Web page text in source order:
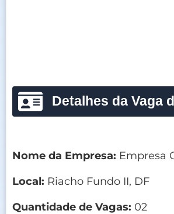
Detalhes da Vaga
Nome da Empresa: Empresa
Local: Riacho Fundo II, DF
Quantidade de Vagas: 02